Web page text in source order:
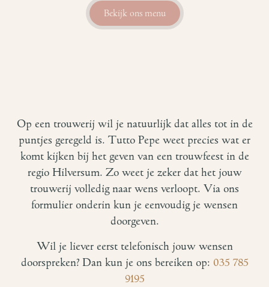
Bekijk ons menu
Op een trouwerij wil je natuurlijk dat alles tot in de
puntjes geregeld is. Tutto Pepe weet precies wat er
komt kijken bij het geven van een trouwfeest in de
regio Hilversum. Zo weet je zeker dat het jouw
trouwerij volledig naar wens verloopt. Via ons
formulier onderin kun je eenvoudig je wensen
doorgeven.
Wil je liever eerst telefonisch jouw wensen
doorspreken? Dan kun je ons bereiken op: 035 785
9195